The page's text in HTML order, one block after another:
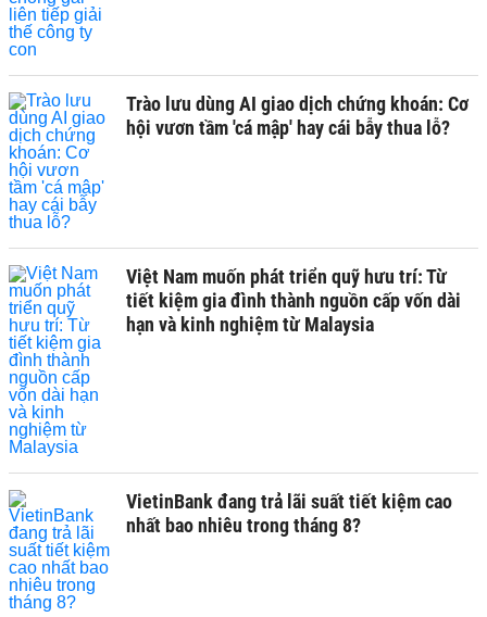
Trào lưu dùng AI giao dịch chứng khoán: Cơ
hội vươn tầm 'cá mập' hay cái bẫy thua lỗ?
Việt Nam muốn phát triển quỹ hưu trí: Từ
tiết kiệm gia đình thành nguồn cấp vốn dài
hạn và kinh nghiệm từ Malaysia
VietinBank đang trả lãi suất tiết kiệm cao
nhất bao nhiêu trong tháng 8?